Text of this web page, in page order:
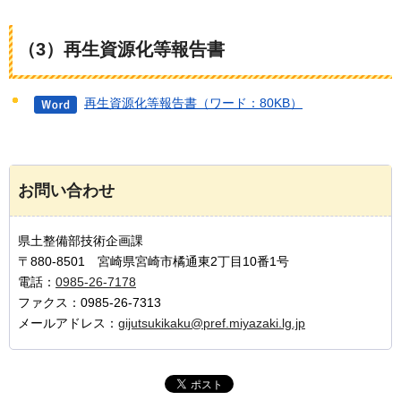
（3）再生資源化等報告書
再生資源化等報告書（ワード：80KB）
お問い合わせ
県土整備部技術企画課
〒880-8501 宮崎県宮崎市橘通東2丁目10番1号
電話： 0985-26-7178
ファクス：0985-26-7313
メールアドレス： gijutsukikaku@pref.miyazaki.lg.jp